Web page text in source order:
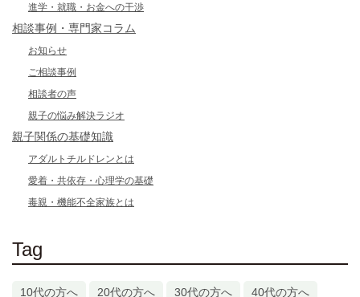
進学・就職・お金への干渉
相談事例・専門家コラム
お知らせ
ご相談事例
相談者の声
親子の悩み解決ラジオ
親子関係の基礎知識
アダルトチルドレンとは
愛着・共依存・心理学の基礎
毒親・機能不全家族とは
Tag
10代の方へ 20代の方へ 30代の方へ 40代の方へ